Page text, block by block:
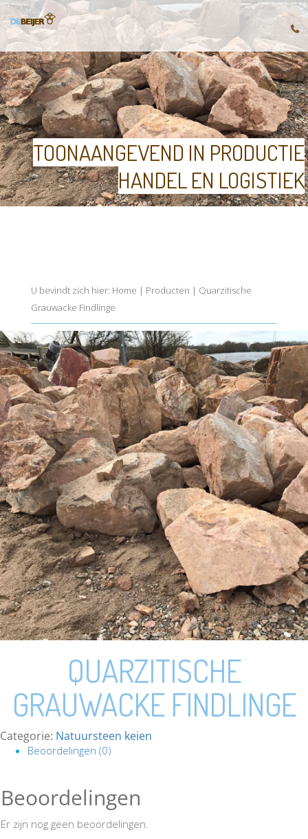
TOONAANGEVEND IN PRODUCTIE
HANDEL EN LOGISTIEK
U bevindt zich hier: Home | Producten | Quarzitische
Grauwacke Findlinge
QUARZITISCHE
GRAUWACKE FINDLINGE
Categorie: Natuursteen keien
Beoordelingen (0)
Beoordelingen
Er zijn nog geen beoordelingen.